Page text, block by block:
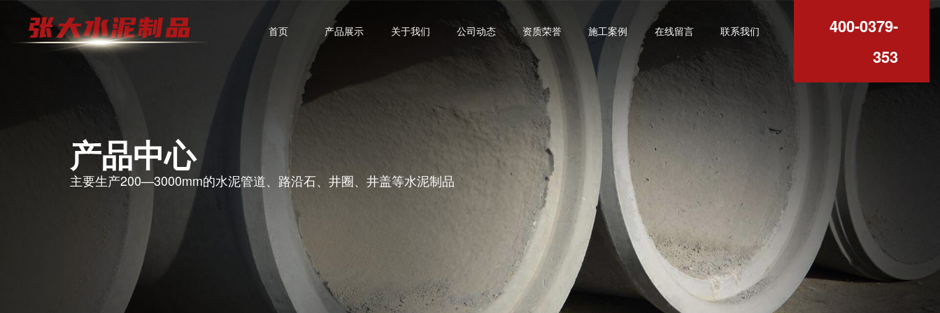
首页 产品展示 关于我们 公司动态 资质荣誉 施工案例 在线留言 联系我们
400-0379-
353
产品中心
主要生产200—3000mm的水泥管道、路沿石、井圈、井盖等水泥制品